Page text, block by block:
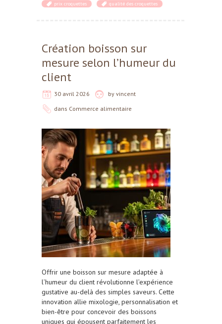
prix croquettes
qualité des croquettes
Création boisson sur
mesure selon l’humeur du
client
30 avril 2026 by vincent
dans Commerce alimentaire
Offrir une boisson sur mesure adaptée à
l’humeur du client révolutionne l’expérience
gustative au-delà des simples saveurs. Cette
innovation allie mixologie, personnalisation et
bien-être pour concevoir des boissons
uniques qui épousent parfaitement les